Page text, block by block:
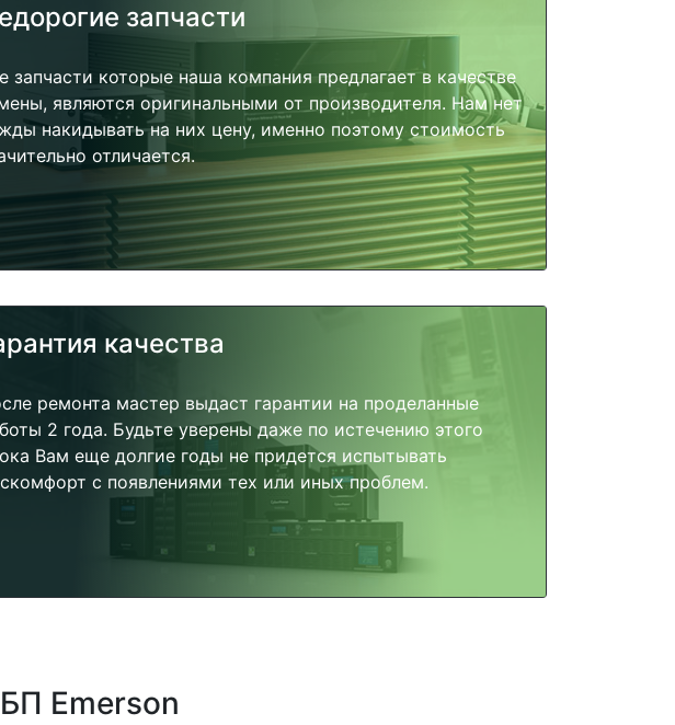
запчасти
запчасти которые наша компания предлагает в качестве
являются оригинальными от производителя. Нам нет
накидывать на них цену, именно поэтому стоимость
отличается.
качества
ремонта мастер выдаст гарантии на проделанные
2 года. Будьте уверены даже по истечению этого
Вам еще долгие годы не придется испытывать
с появлениями тех или иных проблем.
Emerson